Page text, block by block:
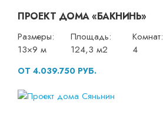
ПРОЕКТ ДОМА «БАКНИНЬ»
Размеры:
13×9 м
Площадь:
124,3 м2
Комнат:
4
ОТ 4.039.750 РУБ.